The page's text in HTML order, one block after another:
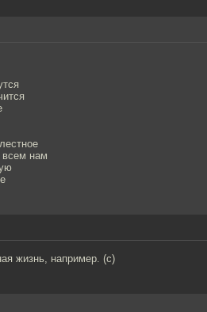
всем нам
жизнь, например. (с)